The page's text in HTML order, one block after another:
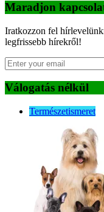
Maradjon
Iratkozzon fel
legfrissebb hírekről!
Válogatás nélkül
Természetismeret